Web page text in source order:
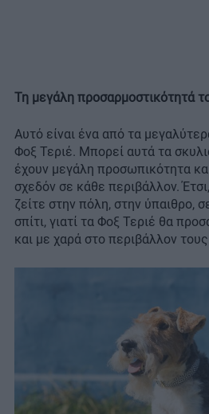
Τη μεγάλη προσαρμοστικότητά
Αυτό είναι ένα από τα
Φοξ Τεριέ. Μπορεί αυτά τα
έχουν μεγάλη προσωπικότητα
σχεδόν σε κάθε περιβάλλον.
ζείτε στην πόλη, στην ύπαιθρο,
σπίτι, γιατί τα Φοξ Τεριέ θα
και με χαρά στο περιβάλλον